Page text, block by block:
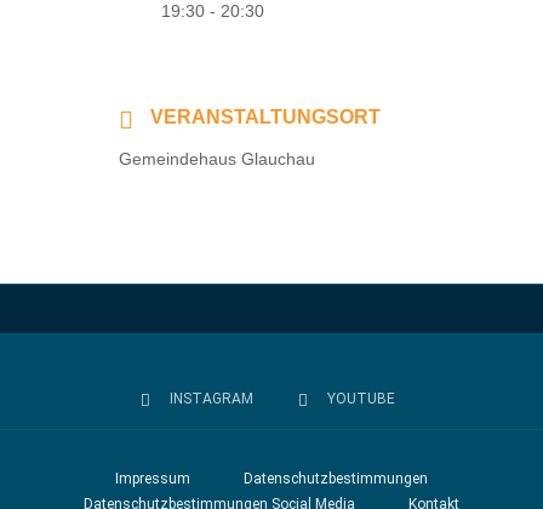
19:30 - 20:30
VERANSTALTUNGSORT
Gemeindehaus Glauchau
INSTAGRAM YOUTUBE
Impressum
Datenschutzbestimmungen
Datenschutzbestimmungen Social Media
Kontakt